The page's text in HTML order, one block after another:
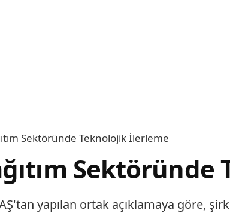
Sektöründe Teknolojik İlerleme
yapılan ortak açıklamaya göre,